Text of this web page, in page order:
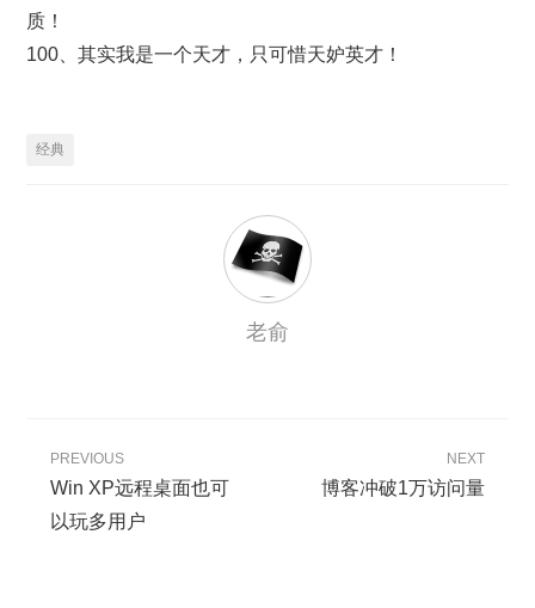
质！
100、其实我是一个天才，只可惜天妒英才！
经典
老俞
PREVIOUS
Win XP远程桌面也可
以玩多用户
NEXT
博客冲破1万访问量